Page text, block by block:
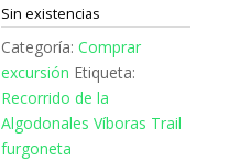
Sin existencias
Categoría:Comprar
excursión Etiqueta:
Recorrido de la
Algodonales Víboras Trail
furgoneta